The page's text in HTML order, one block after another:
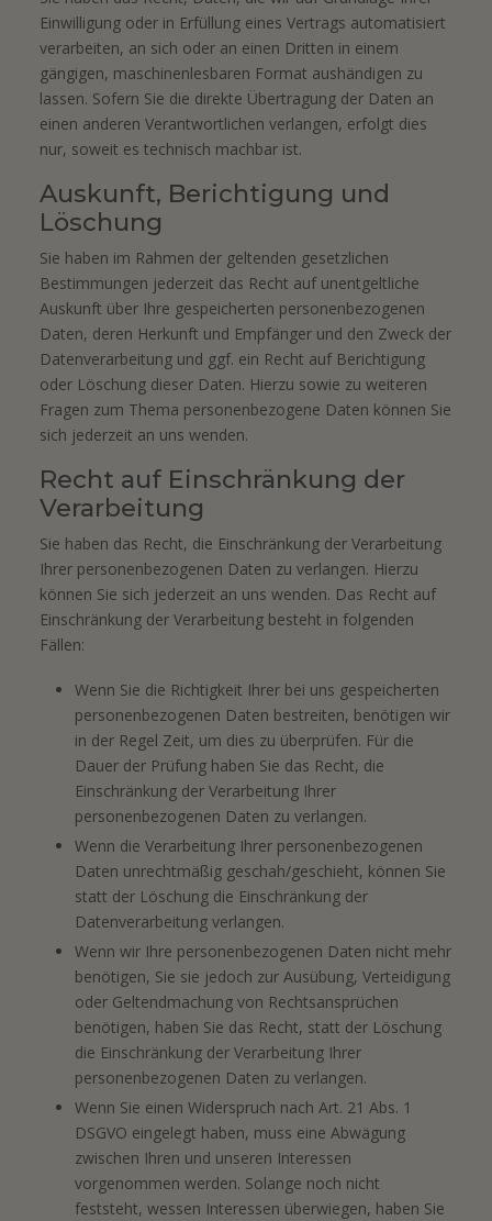
Einwilligung oder in Erfüllung eines Vertrags automatisiert
verarbeiten, an sich oder an einen Dritten in einem
gängigen, maschinenlesbaren Format aushändigen zu
lassen. Sofern Sie die direkte Übertragung der Daten an
einen anderen Verantwortlichen verlangen, erfolgt dies
nur, soweit es technisch machbar ist.
Auskunft, Berichtigung und
Löschung
Sie haben im Rahmen der geltenden gesetzlichen
Bestimmungen jederzeit das Recht auf unentgeltliche
Auskunft über Ihre gespeicherten personenbezogenen
Daten, deren Herkunft und Empfänger und den Zweck der
Datenverarbeitung und ggf. ein Recht auf Berichtigung
oder Löschung dieser Daten. Hierzu sowie zu weiteren
Fragen zum Thema personenbezogene Daten können Sie
sich jederzeit an uns wenden.
Recht auf Einschränkung der
Verarbeitung
Sie haben das Recht, die Einschränkung der Verarbeitung
Ihrer personenbezogenen Daten zu verlangen. Hierzu
können Sie sich jederzeit an uns wenden. Das Recht auf
Einschränkung der Verarbeitung besteht in folgenden
Fällen:
Wenn Sie die Richtigkeit Ihrer bei uns gespeicherten
personenbezogenen Daten bestreiten, benötigen wir
in der Regel Zeit, um dies zu überprüfen. Für die
Dauer der Prüfung haben Sie das Recht, die
Einschränkung der Verarbeitung Ihrer
personenbezogenen Daten zu verlangen.
Wenn die Verarbeitung Ihrer personenbezogenen
Daten unrechtmäßig geschah/geschieht, können Sie
statt der Löschung die Einschränkung der
Datenverarbeitung verlangen.
Wenn wir Ihre personenbezogenen Daten nicht mehr
benötigen, Sie sie jedoch zur Ausübung, Verteidigung
oder Geltendmachung von Rechtsansprüchen
benötigen, haben Sie das Recht, statt der Löschung
die Einschränkung der Verarbeitung Ihrer
personenbezogenen Daten zu verlangen.
Wenn Sie einen Widerspruch nach Art. 21 Abs. 1
DSGVO eingelegt haben, muss eine Abwägung
zwischen Ihren und unseren Interessen
vorgenommen werden. Solange noch nicht
feststeht, wessen Interessen überwiegen, haben Sie